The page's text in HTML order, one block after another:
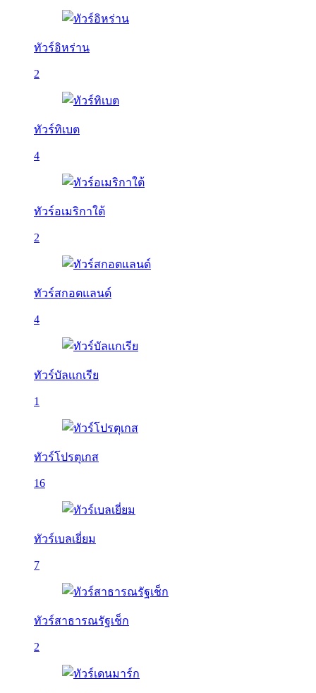
ทัวร์อิหร่าน
2
ทัวร์ทิเบต
4
ทัวร์อเมริกาใต้
2
ทัวร์สกอตแลนด์
4
ทัวร์บัลเเกเรีย
1
ทัวร์โปรตุเกส
16
ทัวร์เบลเยี่ยม
7
ทัวร์สาธารณรัฐเช็ก
2